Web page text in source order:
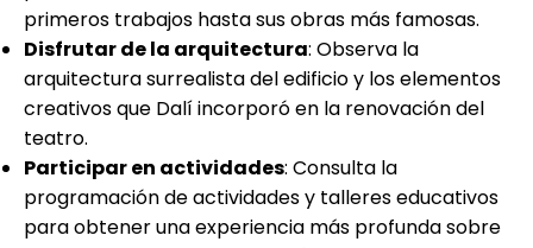
primeros trabajos hasta sus obras más famosas.
Disfrutar de la arquitectura: Observa la
arquitectura surrealista del edificio y los elementos
creativos que Dalí incorporó en la renovación del
teatro.
Participar en actividades: Consulta la
programación de actividades y talleres educativos
para obtener una experiencia más profunda sobre